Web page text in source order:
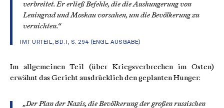
verbreitet. Er erließ Befehle, die die Aushungerung von
Leningrad und Moskau vorsahen, um die Bevölkerung zu
vernichten.“
IMT URTEIL, BD. I, S. 294 (ENGL. AUSGABE)
Im allgemeinen Teil (über Kriegsverbrechen im Osten)
erwähnt das Gericht ausdrücklich den geplanten Hunger:
„Der Plan der Nazis, die Bevölkerung der großen russischen